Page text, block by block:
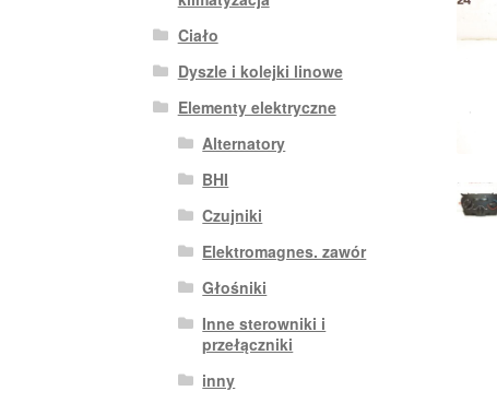
Ciało
Dyszle i kolejki linowe
Elementy elektryczne
Alternatory
BHI
Czujniki
Elektromagnes. zawór
Głośniki
Inne sterowniki i
przełączniki
inny